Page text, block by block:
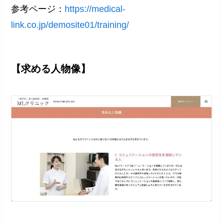
参考ページ： https://medical-
link.co.jp/demosite01/training/
【求める人物像】